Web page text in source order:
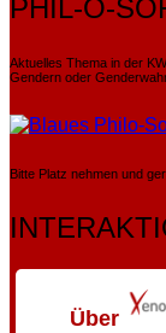
PHIL-O-
Aktuelles Thema in der
Gendern oder
Bitte Platz nehmen und
Über